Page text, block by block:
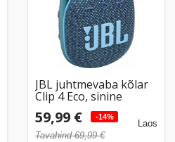
JBL juhtmevaba kõlar
Clip 4 Eco, sinine
59,99 € -14%
Tavahind 69,99 €
Laos